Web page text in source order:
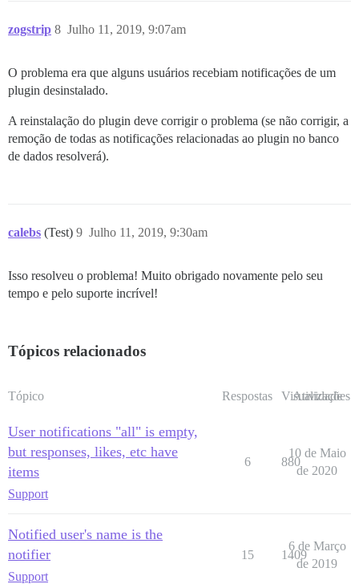
zogstrip Julho 11, 2019, 9:07am
8
O problema era que alguns usuários recebiam notificações de um
plugin desinstalado.
A reinstalação do plugin deve corrigir o problema (se não corrigir, a
remoção de todas as notificações relacionadas ao plugin no banco
de dados resolverá).
calebs (Test) Julho 11, 2019, 9:30am
9
Isso resolveu o problema! Muito obrigado novamente pelo seu
tempo e pelo suporte incrível!
Tópicos relacionados
Tópico Respostas Visualizações
Atividade
User notifications "all" is empty,
but responses, likes, etc have
items
Support
6 880
10 de Maio
de 2020
Notified user's name is the
notifier
Support
15 1409
6 de Março
de 2019